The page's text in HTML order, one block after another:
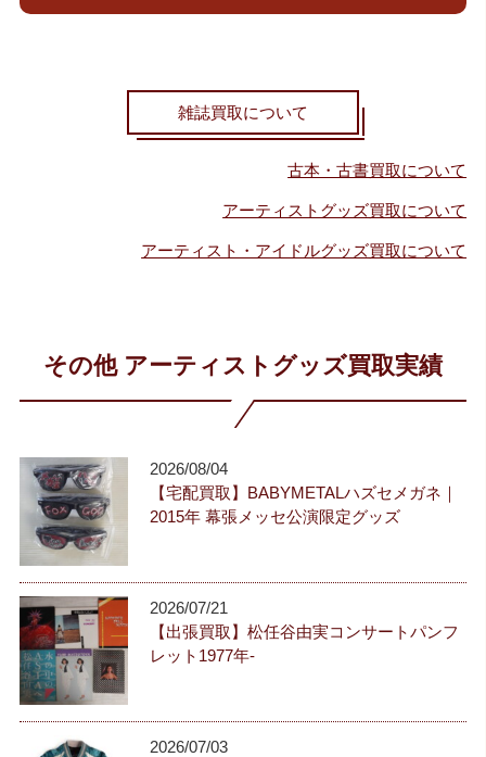
雑誌買取について
古本・古書買取について
アーティストグッズ買取について
アーティスト・アイドルグッズ買取について
その他 アーティストグッズ買取実績
2026/08/04
【宅配買取】BABYMETALハズセメガネ｜
2015年 幕張メッセ公演限定グッズ
2026/07/21
【出張買取】松任谷由実コンサートパンフ
レット1977年-
2026/07/03